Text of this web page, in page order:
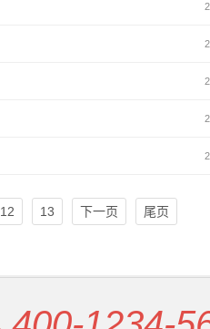
12 13 下一页 尾页